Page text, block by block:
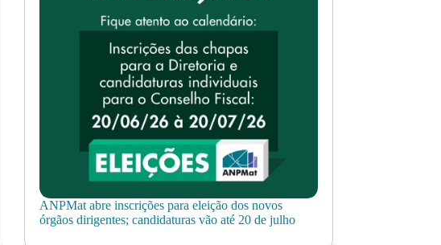
ANPMat abre inscrições para eleição dos novos
órgãos dirigentes; candidaturas vão até 20 de julho